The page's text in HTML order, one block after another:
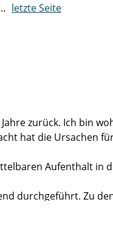
letzte Seite
zurück. Ich bin
hat die Ursachen
Aufenthalt
durchgeführt. Zu
damit ein
ich mal einen